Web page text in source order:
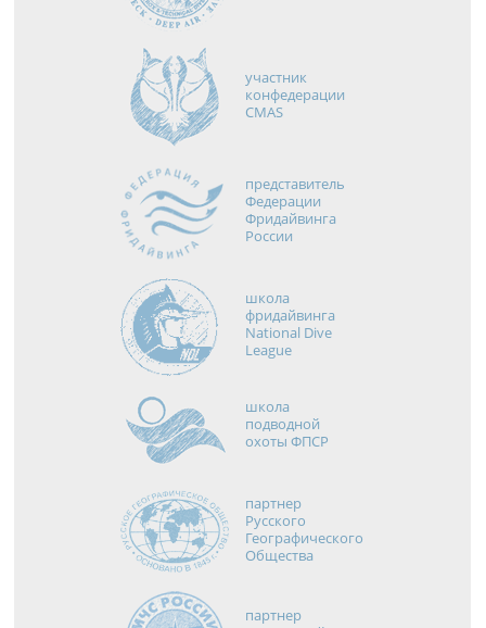
участник
конфедерации
CMAS
представитель
Федерации
Фридайвинга
России
школа
фридайвинга
National Dive
League
школа
подводной
охоты ФПСР
партнер
Русского
Географического
Общества
партнер